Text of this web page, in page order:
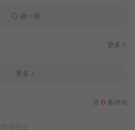
换一换
更多
更多
共 0 条评论